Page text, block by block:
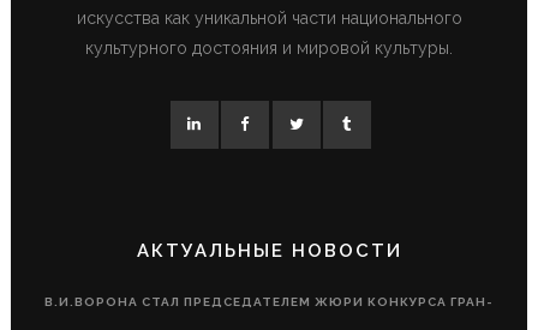
искусства как уникальной части национального
культурного достояния и мировой культуры.
АКТУАЛЬНЫЕ НОВОСТИ
В.И.ВОРОНА СТАЛ ПРЕДСЕДАТЕЛЕМ ЖЮРИ КОНКУРСА ГРАН-